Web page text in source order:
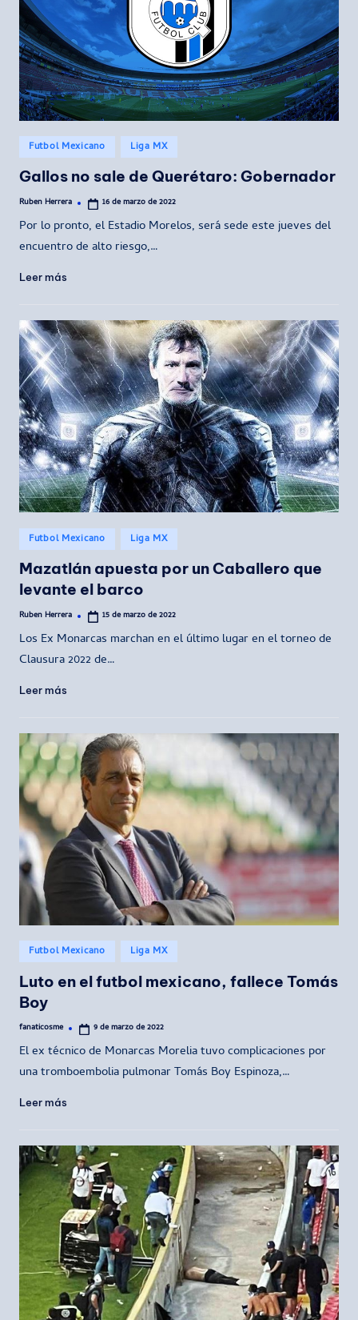
Publicado
en
Futbol Mexicano Liga MX
Gallos no sale de Querétaro: Gobernador
Publicado
Ruben Herrera 16 de marzo de 2022
Por lo pronto, el Estadio Morelos, será sede este jueves del
encuentro de alto riesgo,…
Leer más
Publicado
en
Futbol Mexicano Liga MX
Mazatlán apuesta por un Caballero que
levante el barco
Publicado
Ruben Herrera 15 de marzo de 2022
Los Ex Monarcas marchan en el último lugar en el torneo de
Clausura 2022 de…
Leer más
Publicado
en
Futbol Mexicano Liga MX
Luto en el futbol mexicano, fallece Tomás
Boy
Publicado
fanaticosme 9 de marzo de 2022
El ex técnico de Monarcas Morelia tuvo complicaciones por
una tromboembolia pulmonar Tomás Boy Espinoza,…
Leer más